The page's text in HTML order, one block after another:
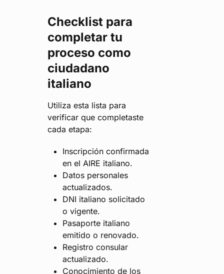
Checklist para
completar tu
proceso como
ciudadano
italiano
Utiliza esta lista para
verificar que completaste
cada etapa:
Inscripción confirmada
en el AIRE italiano.
Datos personales
actualizados.
DNI italiano solicitado
o vigente.
Pasaporte italiano
emitido o renovado.
Registro consular
actualizado.
Conocimiento de los